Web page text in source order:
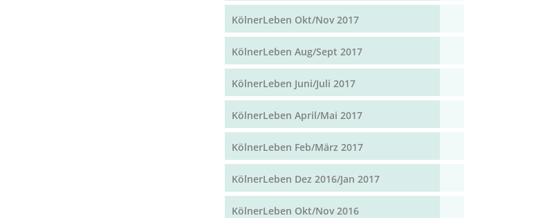
KölnerLeben Okt/Nov 2017
KölnerLeben Aug/Sept 2017
KölnerLeben Juni/Juli 2017
KölnerLeben April/Mai 2017
KölnerLeben Feb/März 2017
KölnerLeben Dez 2016/Jan 2017
KölnerLeben Okt/Nov 2016